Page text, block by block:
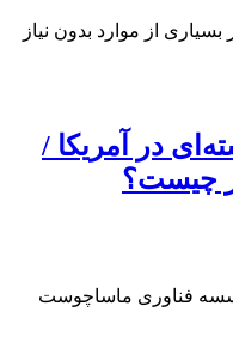
از موارد بدون نیاز
در آمریکا /
چیست؟
فناوری ماساچوست